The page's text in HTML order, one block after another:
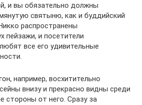
и вы обязательно должны
святыню, как и буддийский
распространены
пейзажи, и посетители
все его удивительные
например, восхитительно
внизу и прекрасно видны среди
стороны от него. Сразу за